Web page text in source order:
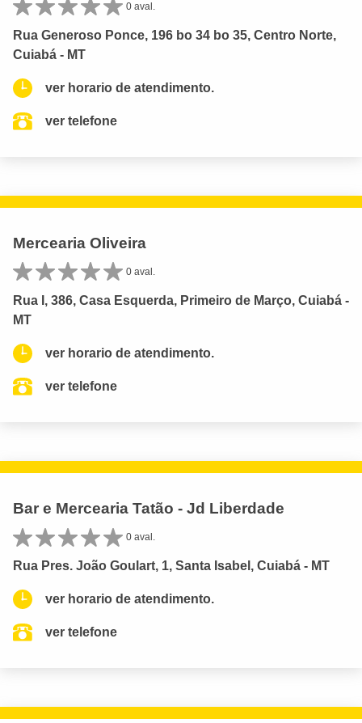
0 aval.
Rua Generoso Ponce, 196 bo 34 bo 35, Centro Norte,
Cuiabá - MT
ver horario de atendimento.
ver telefone
Mercearia Oliveira
0 aval.
Rua I, 386, Casa Esquerda, Primeiro de Março, Cuiabá -
MT
ver horario de atendimento.
ver telefone
Bar e Mercearia Tatão - Jd Liberdade
0 aval.
Rua Pres. João Goulart, 1, Santa Isabel, Cuiabá - MT
ver horario de atendimento.
ver telefone